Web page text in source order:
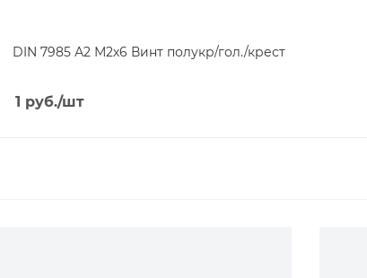
DIN 7985 А2 М2х6 Винт полукр/гол./крест
1 руб./шт